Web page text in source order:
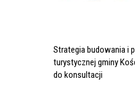
Strategia budowania i
turystycznej gminy
do konsultacji